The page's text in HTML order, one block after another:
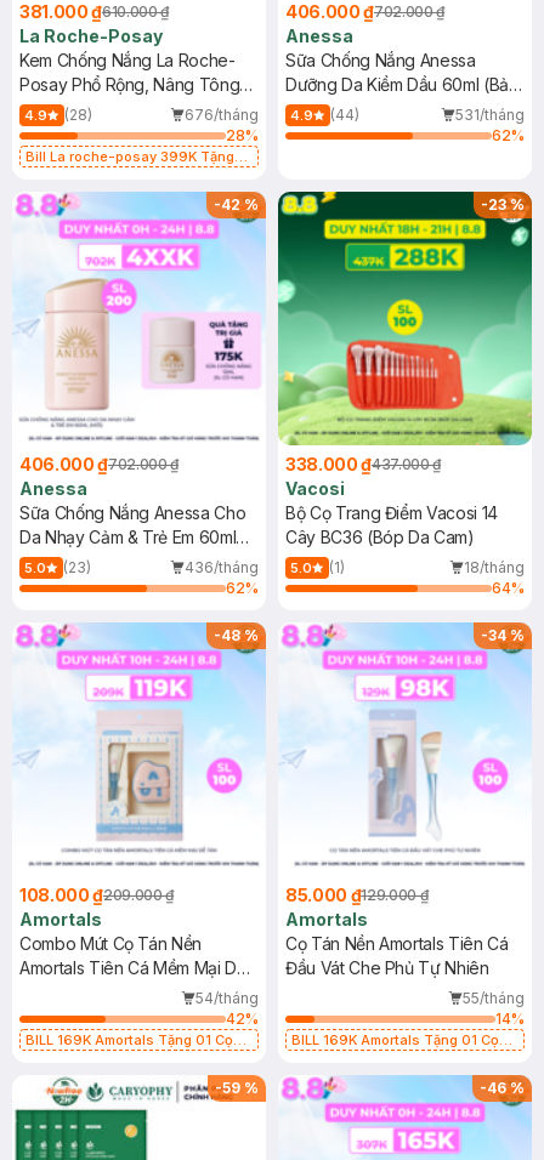
381.000 ₫610.000 ₫
La Roche-Posay
Kem Chống Nắng La Roche-
Posay Phổ Rộng, Nâng Tông
Kiềm Dầu 50ml
4.9 (28)
676/tháng
28%
Bill La roche-posay 399K Tặng
(SL có hạn)
406.000 ₫702.000 ₫
Anessa
Sữa Chống Nắng Anessa
Dưỡng Da Kiềm Dầu 60ml (Bản
Mới)
4.9 (44)
531/tháng
62%
-42%
406.000 ₫702.000 ₫
Anessa
Sữa Chống Nắng Anessa Cho
Da Nhạy Cảm & Trẻ Em 60ml
(Mới)
5.0 (23)
436/tháng
62%
-23%
338.000 ₫437.000 ₫
Vacosi
Bộ Cọ Trang Điểm Vacosi 14
Cây BC36 (Bóp Da Cam)
5.0 (1)
18/tháng
64%
-48%
108.000 ₫209.000 ₫
Amortals
Combo Mút Cọ Tán Nền
Amortals Tiên Cá Mềm Mại Dễ
54/tháng
42%
BILL 169K Amortals Tặng 01 Cọ
Cấp (SL có hạn)
-34%
85.000 ₫129.000 ₫
Amortals
Cọ Tán Nền Amortals Tiên Cá
Đầu Vát Che Phủ Tự Nhiên
55/tháng
14%
BILL 169K Amortals Tặng 01 Cọ
Cấp (SL có hạn)
-59 % -46%